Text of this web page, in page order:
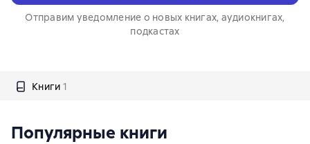
Отправим уведомление о новых книгах, аудиокнигах,
подкастах
Книги 1
Популярные книги